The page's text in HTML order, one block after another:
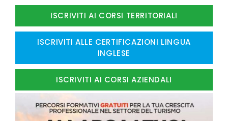
ISCRIVITI AI CORSI TERRITORIALI
ISCRIVITI ALLE CERTIFICAZIONI LINGUA
INGLESE
ISCRIVITI AI CORSI AZIENDALI